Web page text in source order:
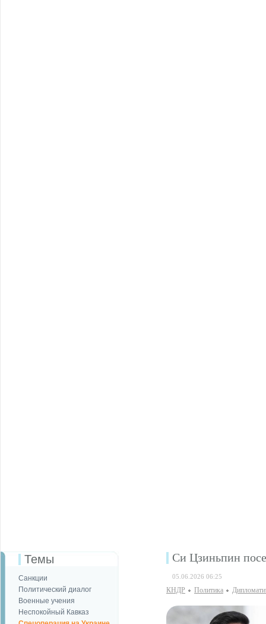
Темы
Санкции
Политический диалог
Военные учения
Неспокойный Кавказ
Си Цзиньпин
05.06.2026 06:25
КНДР Политика